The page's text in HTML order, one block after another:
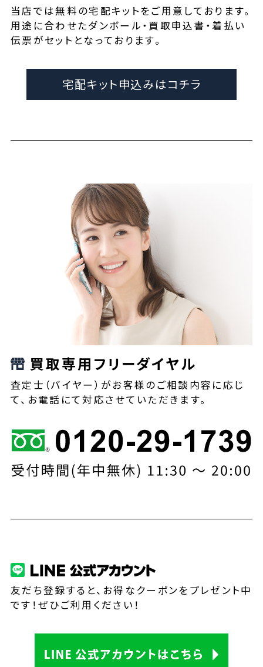
当店では無料の宅配キットをご用意しております。
用途に合わせたダンボール・買取申込書・着払い
伝票がセットとなっております。
宅配キット申込みはコチラ
買取専用フリーダイヤル
査定士（バイヤー）がお客様のご相談内容に応じ
て、お電話にて対応させていただきます。
友だち登録すると、お得なクーポンをプレゼント中
です！ぜひご利用ください！